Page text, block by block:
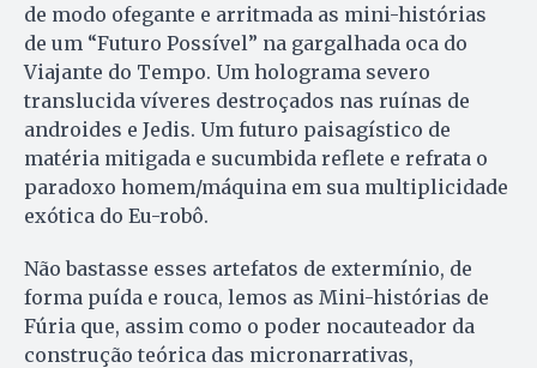
de modo ofegante e arritmada as mini-histórias
de um “Futuro Possível” na gargalhada oca do
Viajante do Tempo. Um holograma severo
translucida víveres destroçados nas ruínas de
androides e Jedis. Um futuro paisagístico de
matéria mitigada e sucumbida reflete e refrata o
paradoxo homem/máquina em sua multiplicidade
exótica do Eu-robô.
Não bastasse esses artefatos de extermínio, de
forma puída e rouca, lemos as Mini-histórias de
Fúria que, assim como o poder nocauteador da
construção teórica das micronarrativas,